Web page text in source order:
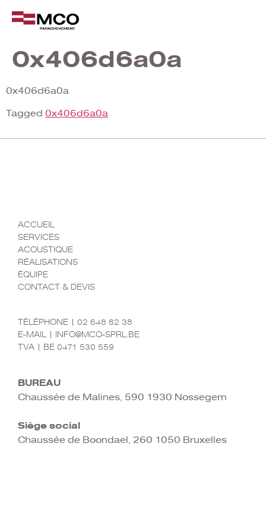
0x406d6a0a
0x406d6a0a
Tagged 0x406d6a0a
ACCUEIL
SERVICES
ACOUSTIQUE
RÉALISATIONS
ÉQUIPE
CONTACT & DEVIS
TÉLÉPHONE | 02 648 82 38
E-MAIL | INFO@MCO-SPRL.BE
TVA | BE 0471 530 559
BUREAU
Chaussée de Malines, 590 1930 Nossegem
Siège social
Chaussée de Boondael, 260 1050 Bruxelles